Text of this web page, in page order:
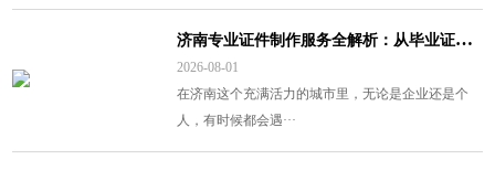
济
南专业证件制作服务全解析：从毕业证到各类证书一站搞定
2026-08-01
在济南这个充满活力的城市里，无论是企业还是个
人，有时候都会遇···